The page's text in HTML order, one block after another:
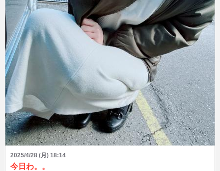
2025/4/28 (月) 18:14
今日わ。。